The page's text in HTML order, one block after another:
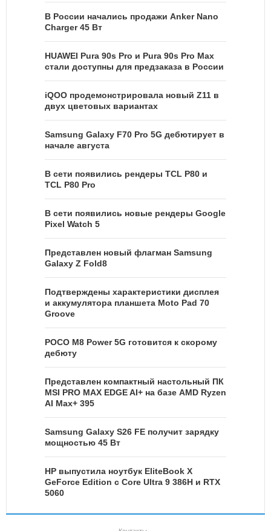
В России начались продажи Anker Nano
Charger 45 Вт
HUAWEI Pura 90s Pro и Pura 90s Pro Max
стали доступны для предзаказа в России
iQOO продемонстрировала новый Z11 в
двух цветовых вариантах
Samsung Galaxy F70 Pro 5G дебютирует в
начале августа
В сети появились рендеры TCL P80 и
TCL P80 Pro
В сети появились новые рендеры Google
Pixel Watch 5
Представлен новый флагман Samsung
Galaxy Z Fold8
Подтверждены характеристики дисплея
и аккумулятора планшета Moto Pad 70
Groove
POCO M8 Power 5G готовится к скорому
дебюту
Представлен компактный настольный ПК
MSI PRO MAX EDGE AI+ на базе AMD Ryzen
AI Max+ 395
Samsung Galaxy S26 FE получит зарядку
мощностью 45 Вт
HP выпустила ноутбук EliteBook X
GeForce Edition с Core Ultra 9 386H и RTX
5060